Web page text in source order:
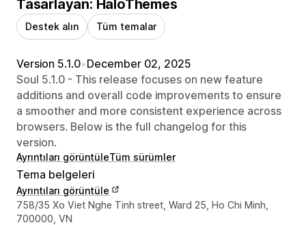
Tasarlayan: HaloThemes
Destek alın Tüm temalar
Version 5.1.0•December 02, 2025
Soul 5.1.0 - This release focuses on new feature
additions and overall code improvements to ensure
a smoother and more consistent experience across
browsers. Below is the full changelog for this
version.
Ayrıntıları görüntüleTüm sürümler
Tema belgeleri
Ayrıntıları görüntüle
Tasarımcı iletişim bilgileri
758/35 Xo Viet Nghe Tinh street, Ward 25, Ho Chi Minh,
700000, VN